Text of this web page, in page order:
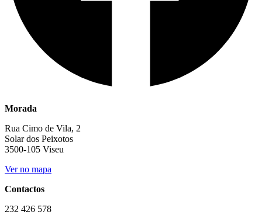
Morada
Rua Cimo de Vila, 2
Solar dos Peixotos
3500-105 Viseu
Ver no mapa
Contactos
232 426 578